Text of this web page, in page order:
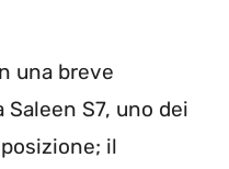
una breve
S7, uno dei
il